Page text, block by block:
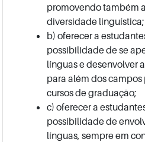
promovendo também
diversidade linguística;
b) oferecer a
possibilidade de se
línguas e desenvolver
para além dos campos
cursos de graduação;
c) oferecer a
possibilidade de
línguas, sempre em